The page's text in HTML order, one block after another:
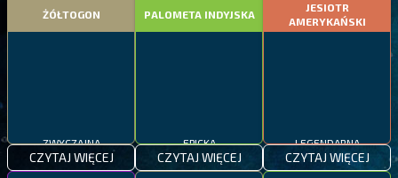
ŻÓŁTOGON
ZWYCZAJNA
CZYTAJ WIĘCEJ
PALOMETA INDYJSKA
EPICKA
CZYTAJ WIĘCEJ
JESIOTR
AMERYKAŃSKI
LEGENDARNA
CZYTAJ WIĘCEJ